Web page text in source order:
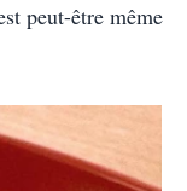
peut-être même